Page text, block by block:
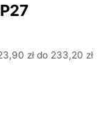
zł do 233,20 zł